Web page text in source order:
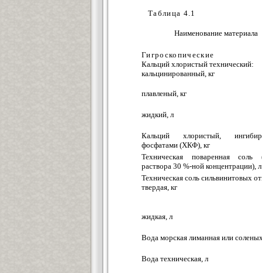
Таблица 4.1
Наименование материала
Гигроскопические
Кальций хлористый технический:
кальцинированный, кг
плавленый, кг
жидкий, л
Кальций хлористый,
фосфатами (ХКФ), кг
Техническая поваренная
раствора 30 %-ной концентрации), л
Техническая соль сильвинитовых
твердая, кг
жидкая, л
Вода морская лиманная или
Вода техническая, л